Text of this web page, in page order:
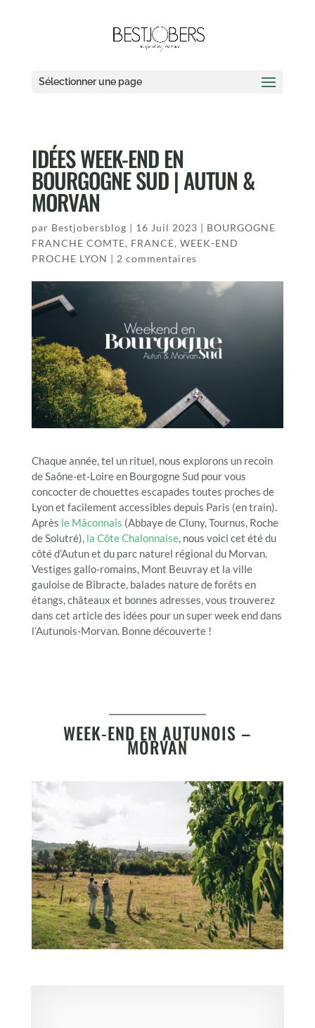
Sélectionner une page
IDÉES WEEK-END EN
BOURGOGNE SUD | AUTUN &
MORVAN
par Bestjobersblog | 16 Juil 2023 | BOURGOGNE
FRANCHE COMTE, FRANCE, WEEK-END
PROCHE LYON | 2 commentaires
Chaque année, tel un rituel, nous explorons un recoin
de Saône-et-Loire en Bourgogne Sud pour vous
concocter de chouettes escapades toutes proches de
Lyon et facilement accessibles depuis Paris (en train).
Après le Mâconnais (Abbaye de Cluny, Tournus, Roche
de Solutré), la Côte Chalonnaise, nous voici cet été du
côté d’Autun et du parc naturel régional du Morvan.
Vestiges gallo-romains, Mont Beuvray et la ville
gauloise de Bibracte, balades nature de forêts en
étangs, châteaux et bonnes adresses, vous trouverez
dans cet article des idées pour un super week end dans
l’Autunois-Morvan. Bonne découverte !
WEEK-END EN AUTUNOIS –
MORVAN